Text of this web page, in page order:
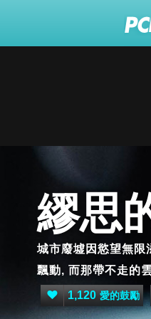
繆思
城市廢墟因慾望無限
飄動, 而那帶不走的
1,120 愛的鼓勵